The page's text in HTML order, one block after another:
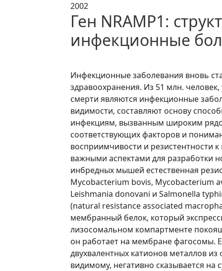
2002
Ген NRAMP1:
инфекционные
Инфекционные заболевания вновь
здравоохранения. Из 51 млн.
смерти являются инфекционные
видимости, составляют основу
инфекциям, вызванным широким
соответствующих факторов и
восприимчивости и резистентности
важными аспектами для разработки
инбредных мышей естественная
Mycobacterium bovis, Mycobacterium
Leishmania donovani и Salmonella
(natural resistance associated
мембранный белок, который
лизосомальном компартменте
он работает на мембране фагосомы.
двухвалентных катионов металлов
видимому, негативно сказывается